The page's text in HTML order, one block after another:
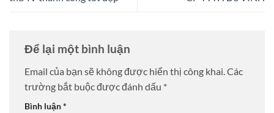
Để lại một bình luận
Email của bạn sẽ không được hiển thị công khai.Các
trường bắt buộc được đánh dấu *
Bình luận*